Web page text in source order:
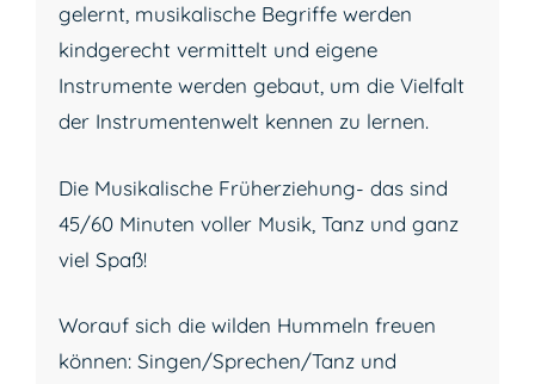
gelernt, musikalische Begriffe werden
kindgerecht vermittelt und eigene
Instrumente werden gebaut, um die Vielfalt
der Instrumentenwelt kennen zu lernen.
Die Musikalische Früherziehung- das sind
45/60 Minuten voller Musik, Tanz und ganz
viel Spaß!
Worauf sich die wilden Hummeln freuen
können: Singen/Sprechen/Tanz und